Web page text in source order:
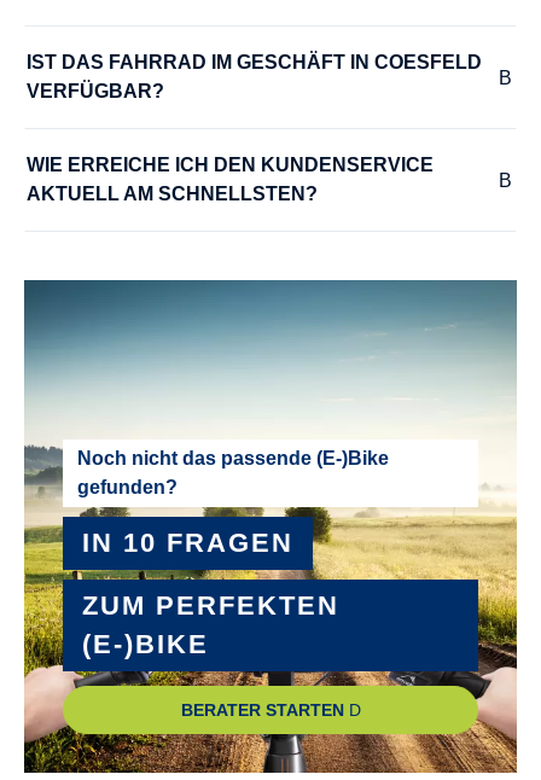
MOTOR-SPANNUNG :
36 V
MOTOR-TYP :
Bosch Performance Line smart System
MOTOR-UNTERSTÜTZUNG :
NABEN :
PEDALE :
Comfort, Aluminium
RADGRÖSSE :
28"
RAHMEN :
Aluminium
RAHMENGRÖSSE :
IST DAS FAHRRAD IM GESCHÄFT IN COESFELD
VERFÜGBAR?
WIE ERREICHE ICH DEN KUNDENSERVICE
AKTUELL AM SCHNELLSTEN?
Noch nicht das passende (E-)Bike
gefunden?
IN 10 FRAGEN
ZUM PERFEKTEN
(E-)BIKE
BERATER STARTEN